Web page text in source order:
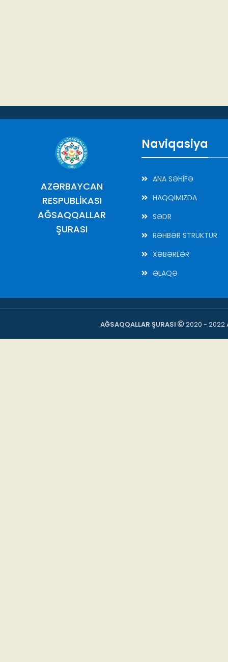
AZƏRBAYCAN
RESPUBLİKASI
AĞSAQQALLAR
ŞURASI
Naviqasiya
ANA SƏHİFƏ
HAQQIMIZDA
SƏDR
RƏHBƏR STRUKTUR
XƏBƏRLƏR
ƏLAQƏ
AĞSAQQALLAR ŞURASI 2020 - 2022